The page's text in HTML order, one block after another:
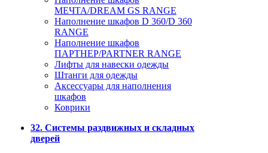
МЕЧТА/DREAM GS RANGE
Наполнение шкафов D 360/D 360
RANGE
Наполнение шкафов
ПАРТНЕР/PARTNER RANGE
Лифты для навески одежды
Штанги для одежды
Аксессуары для наполнения
шкафов
Коврики
32. Системы раздвижных и складных
дверей